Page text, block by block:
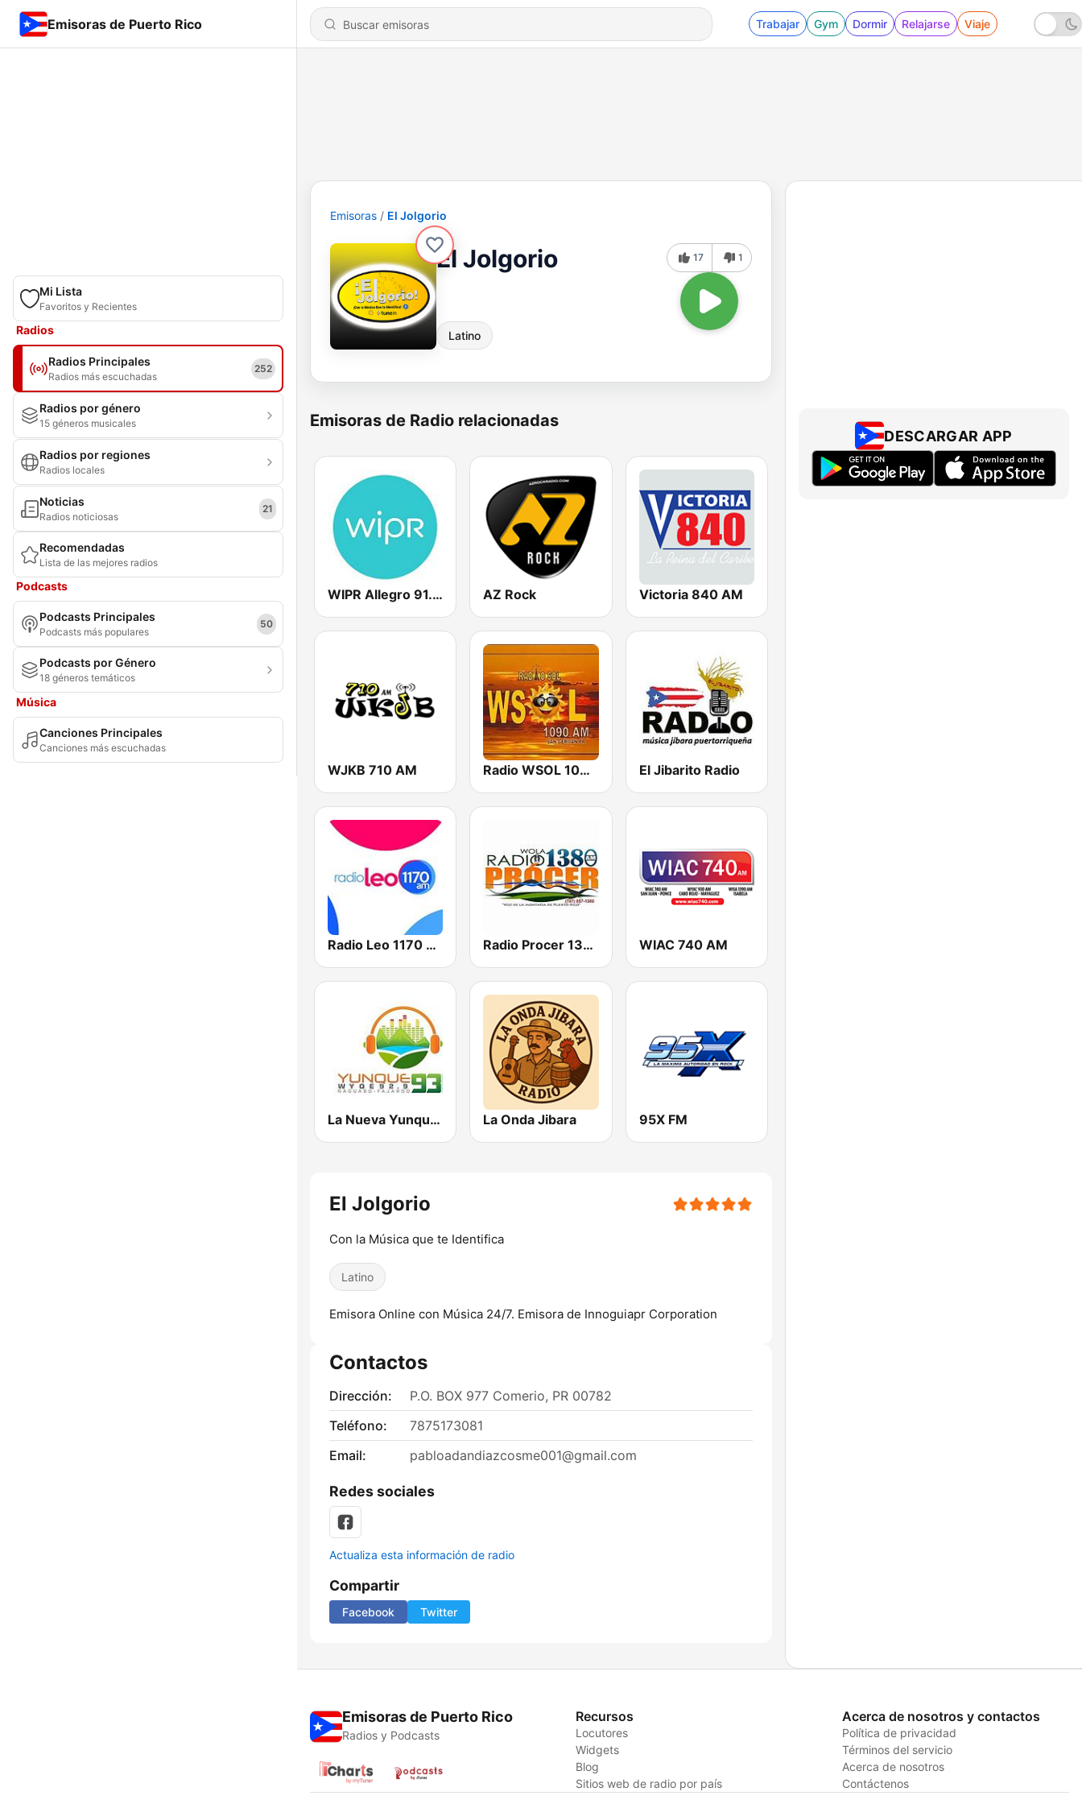
Emisoras de Puerto Rico Trabajar Gym Dormir Relajarse Viaje
Mi Lista
Favoritos y Recientes
Radios
Radios Principales
Radios más escuchadas
252
Radios por género
15 géneros musicales
Radios por regiones
Radios locales
Noticias
Radios noticiosas
21
Recomendadas
Lista de las mejores radios
Podcasts
Podcasts Principales
Podcasts más populares
50
Podcasts por Género
18 géneros temáticos
Música
Canciones Principales
Canciones más escuchadas
Emisoras El Jolgorio
El Jolgorio
Latino
17 1
Emisoras de Radio relacionadas
WIPR Allegro 91.3 FM AZ Rock Victoria 840 AM
WJKB 710 AM Radio WSOL 1090 AM El Jibarito Radio
Radio Leo 1170 AM Radio Procer 1380 AM WIAC 740 AM
La Nueva Yunque 93 FM La Onda Jibara 95X FM
El Jolgorio
Con la Música que te Identifica
Latino
Emisora Online con Música 24/7. Emisora de Innoguiapr Corporation
Contactos
Dirección:
P.O. BOX 977 Comerio, PR 00782
Teléfono:
7875173081
Email:
pabloadandiazcosme001@gmail.com
Redes sociales
Actualiza esta información de radio
Compartir
Facebook Twitter
DESCARGAR APP
Emisoras de Puerto Rico
Radios y Podcasts
Recursos
Locutores
Widgets
Blog
Sitios web de radio por país
Acerca de nosotros y contactos
Política de privacidad
Términos del servicio
Acerca de nosotros
Contáctenos